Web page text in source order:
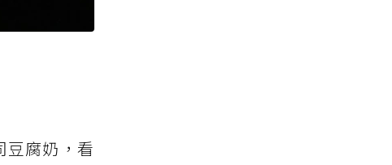
豆腐奶，看